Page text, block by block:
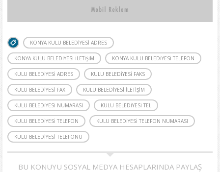
KONYA KULU BELEDIYESI ADRES
KONYA KULU BELEDIYESI ILETIŞIM KONYA KULU BELEDIYESI TELEFON
KULU BELEDIYESI ADRES KULU BELEDIYESI FAKS
KULU BELEDIYESI FAX KULU BELEDIYESI ILETIŞIM
KULU BELEDIYESI NUMARASI KULU BELEDIYESI TEL
KULU BELEDIYESI TELEFON KULU BELEDIYESI TELEFON NUMARASI
KULU BELEDIYESI TELEFONU
BU KONUYU SOSYAL MEDYA HESAPLARINDA PAYLAŞ